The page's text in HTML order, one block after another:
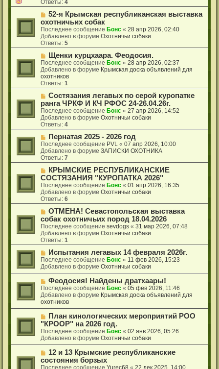
и
е
с
о
о
б
щ
е
н
и
е
Ответы:4
Н
о
в
о
е
с
о
о
б
щ
е
н
и
е
52-я Крымская республиканская выставка
охотничьих собак
Последнее сообщение Бонс «28 апр 2026, 02:40
Добавлено в форумеОхотничьи собаки
Ответы:5
Н
о
в
о
е
с
о
о
б
щ
е
н
и
е
Щенки курцхаара. Феодосия.
Последнее сообщение Бонс «28 апр 2026, 02:37
Добавлено в форуме Крымская доска объявлений для
охотников
Ответы:1
Н
о
в
о
е
с
о
о
б
щ
е
н
и
е
Состязания легавых по серой куропатке
ранга ЧРКФ И КЧ РФОС 24-26.04.26г.
Последнее сообщение Бонс «27 апр 2026, 14:52
Добавлено в форумеОхотничьи собаки
Ответы:4
Н
о
в
о
е
о
о
б
щ
е
н
и
е
Пернатая 2025 - 2026 год
Последнее сообщение PVL «07 апр 2026, 10:00
Добавлено в форумеЗАПИСКИ ОХОТНИКА
Ответы:7
Н
о
в
о
е
с
о
о
б
щ
е
н
и
е
КРЫМСКИЕ РЕСПУБЛИКАНСКИЕ
СОСТЯЗАНИЯ "КУРОПАТКА 2026"
Последнее сообщение Бонс «01 апр 2026, 16:35
Добавлено в форумеОхотничьи собаки
Ответы:6
Н
о
в
о
е
с
о
о
б
щ
е
н
и
е
ОТМЕНА! Севастопольская выставка
собак охотничьих пород 18.04.2026
Последнее сообщениеsevdogs «31 мар 2026, 07:48
Добавлено в форумеОхотничьи собаки
Ответы:1
Н
о
в
о
е
с
о
о
щ
е
н
и
е
Испытания легавых 14 февраля 2026г.
Последнее сообщение Бонс « 11 фев 2026, 15:23
Добавлено в форумеОхотничьи собаки
Н
о
в
о
е
с
о
о
б
щ
е
н
и
Феодосия! Найдены дратхаары!
Последнее сообщение Бонс «05 фев 2026, 11:46
Добавлено в форуме Крымская доска объявлений для
охотников
Н
о
в
о
с
о
о
План кинологических мероприятий РОО
"КРООР" на 2026 год.
Последнее сообщение Бонс «02 янв 2026, 05:26
Добавлено в форумеОхотничьи собаки
Н
о
в
12 и 13 Крымские республиканские
состояния борзых